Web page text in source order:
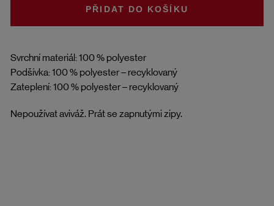
Svrchní materiál: 100 % polyester
Podšívka: 100 % polyester – recyklovaný
Zateplení: 100 % polyester – recyklovaný
Nepoužívat aviváž. Prát se zapnutými zipy.
DO KOŠÍKU